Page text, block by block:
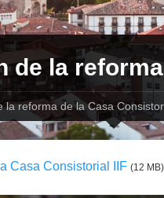
de la
la reforma de la Casa
Casa Consistorial IIF (12 MB)